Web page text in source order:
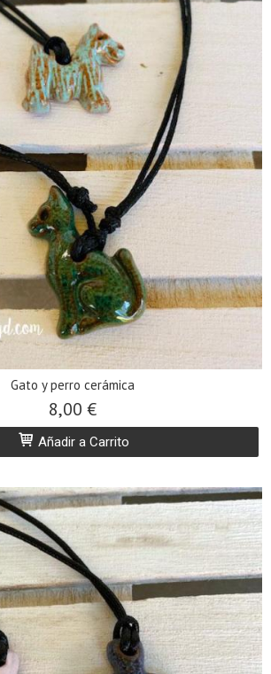
Gato y perro cerámica
8,00 €
Añadir a Carrito